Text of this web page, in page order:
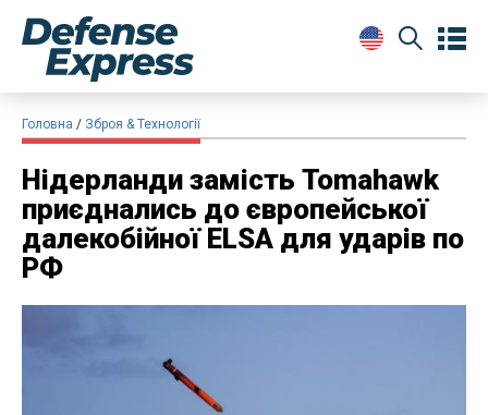
Головна Зброя & Технології
Нідерланди замість Tomahawk
приєднались до європейської
далекобійної ELSA для ударів по
РФ